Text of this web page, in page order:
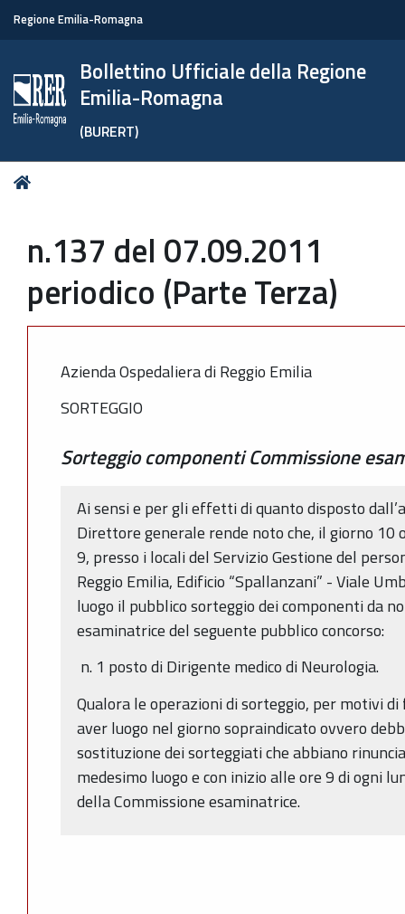
Regione Emilia-Romagna
Bollettino Ufficiale della Regione
Emilia-Romagna
(BURERT)
Tu
n.137 del 07.09.2011
periodico (Parte Terza)
Azienda Ospedaliera di Reggio Emilia
SORTEGGIO
Sorteggio componenti Commissione
Ai sensi e per gli effetti di quanto disposto
Direttore generale rende noto che, il giorno
9, presso i locali del Servizio Gestione del
Reggio Emilia, Edificio “Spallanzani” - Viale
luogo il pubblico sorteggio dei componenti da
esaminatrice del seguente pubblico concorso:
n. 1 posto di Dirigente medico di Neurologia.
Qualora le operazioni di sorteggio, per motivi
aver luogo nel giorno sopraindicato ovvero
sostituzione dei sorteggiati che abbiano
medesimo luogo e con inizio alle ore 9 di ogni
della Commissione esaminatrice.